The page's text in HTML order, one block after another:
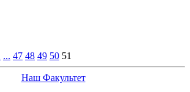
... 47 48 49 50 51
Наш Факультет